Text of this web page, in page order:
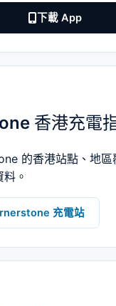
下載 App
香港充電
的香港站點、地區
。
充電站